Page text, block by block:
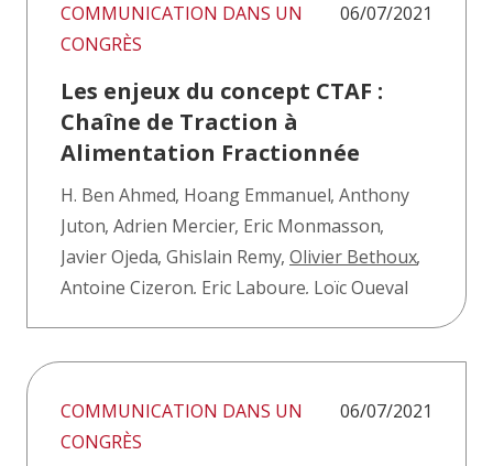
COMMUNICATION DANS UN
CONGRÈS
06/07/2021
Les enjeux du concept CTAF :
Chaîne de Traction à
Alimentation Fractionnée
H. Ben Ahmed, Hoang Emmanuel, Anthony
Juton, Adrien Mercier, Eric Monmasson,
Javier Ojeda, Ghislain Remy, Olivier Bethoux,
Antoine Cizeron, Eric Laboure, Loïc Queval
COMMUNICATION DANS UN
CONGRÈS
06/07/2021